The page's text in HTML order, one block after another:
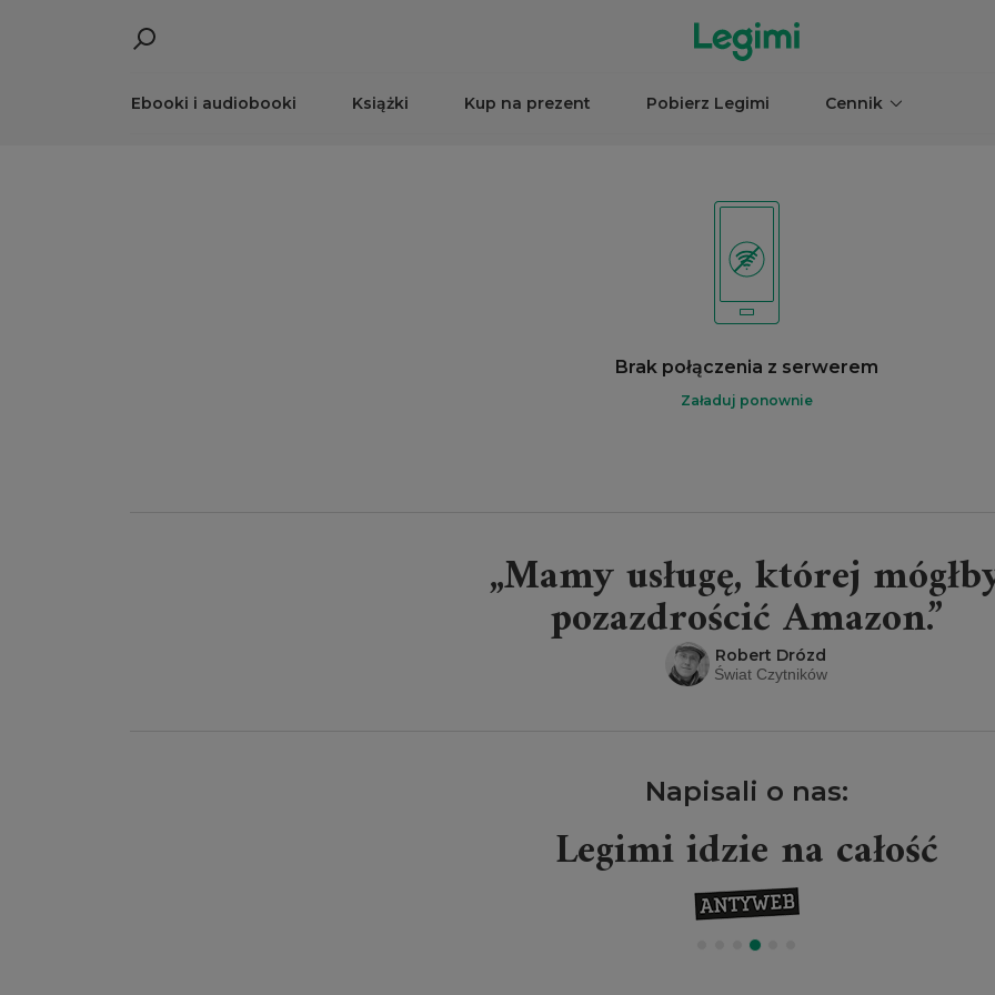
Ebooki i audiobooki Książki Kup na prezent Pobierz Legimi Cennik
Brak połączenia z serwerem
Załaduj ponownie
„Mamy usługę, której
pozazdrościć Amazon.”
Robert Drózd
Świat Czytników
Napisali o nas:
Legimi idzie na całość